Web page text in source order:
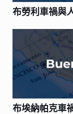
布勞利車禍與
布埃納帕克車